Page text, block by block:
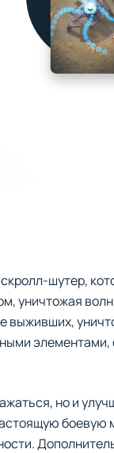
шутер,
уничтожая
выживших,
но и
боевую